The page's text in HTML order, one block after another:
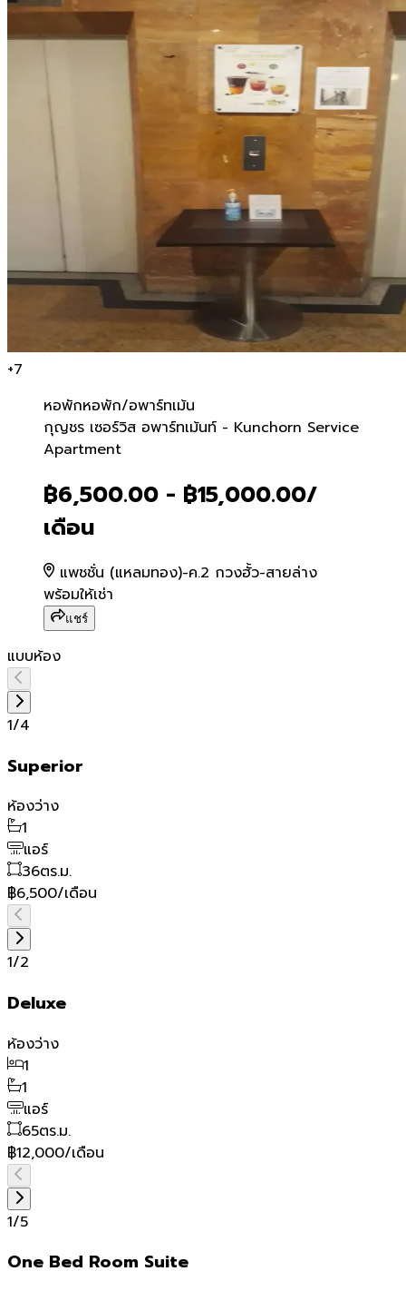
+7
หอพักหอพัก/อพาร์ทเม้น
กุญชร เซอร์วิส อพาร์ทเม้น
กุญชร เซอร์วิส อพาร์ทเม้นท์ - Kunchorn Service
Apartment
฿6,500.00 - ฿15,000.00/
เดือน
แพชชั่น (แหลมทอง)-ค.2 กวงฮั้ว-สายล่าง
พร้อมให้เช่า
แชร์
แบบห้อง
1/4
Superior
ห้องว่าง
1
แอร์
36ตร.ม.
฿6,500/เดือน
1/2
Deluxe
ห้องว่าง
1
1
แอร์
65ตร.ม.
฿12,000/เดือน
1/5
One Bed Room Suite